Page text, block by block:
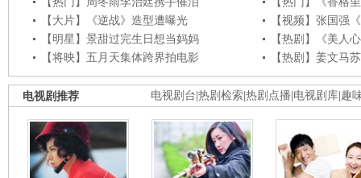
【大片】《逆战》造型遭曝光
【视频】张国强
【明星】景甜过完生日想当妈妈
【热剧】《美人
【将映】五月天集体跨界拍电影
【热剧】姜文马
电视剧台 热剧检索 热剧点播 电视剧库 趣
电视剧推荐